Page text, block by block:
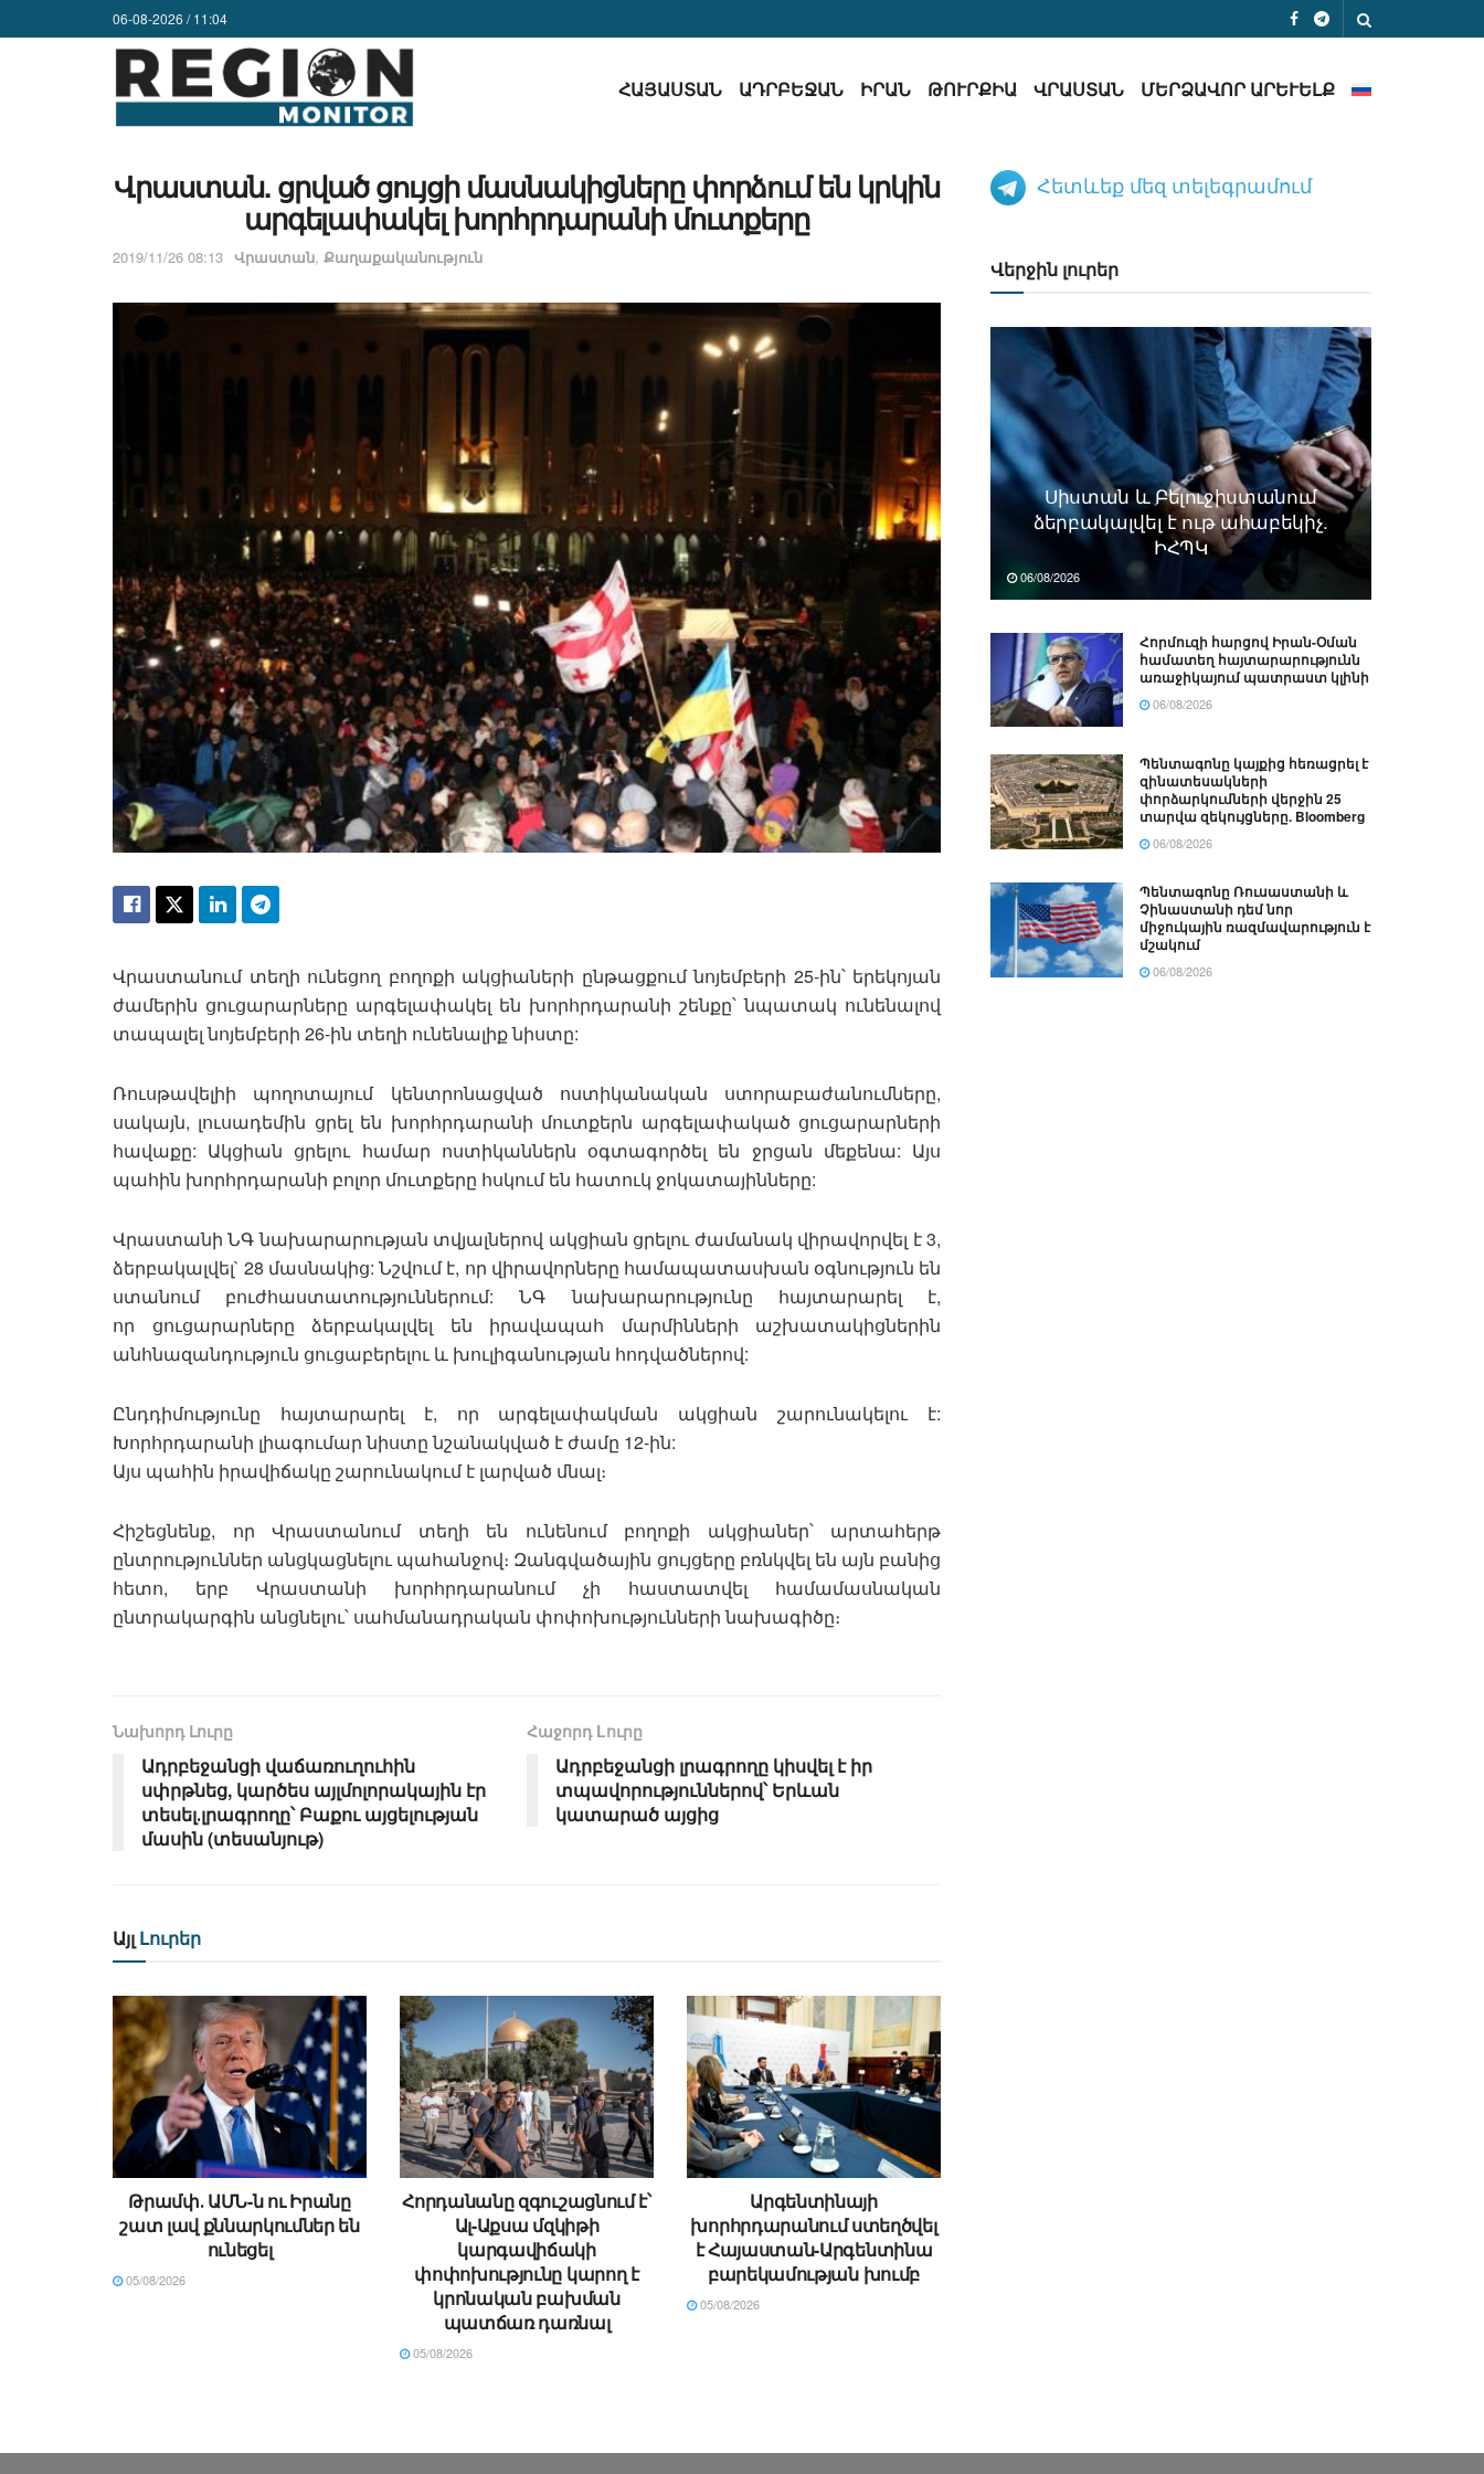
06-08-2026 / 11:04
ՀԱՅԱՍՏԱՆ ԱԴՐԲԵՋԱՆ ԻՐԱՆ ԹՈՒՐՔԻԱ ՎՐԱՍՏԱՆ ՄԵՐՁԱՎՈՐ ԱՐԵՒԵԼՔ
Վրաստան. ցրված ցույցի մասնակիցները փորձում են կրկին
արգելափակել խորհրդարանի մուտքերը
2019/11/26 08:13 Վրաստան, Քաղաքականություն
Վրաստանում տեղի ունեցող բողոքի ակցիաների ընթացքում նոյեմբերի 25-ին՝ երեկոյան
ժամերին ցուցարարները արգելափակել են խորհրդարանի շենքը՝ նպատակ ունենալով
տապալել նոյեմբերի 26-ին տեղի ունենալիք նիստը:
Ռուսթավելիի պողոտայում կենտրոնացված ոստիկանական ստորաբաժանումները,
սակայն, լուսադեմին ցրել են խորհրդարանի մուտքերն արգելափակած ցուցարարների
հավաքը: Ակցիան ցրելու համար ոստիկաններն օգտագործել են ջրցան մեքենա: Այս
պահին խորհրդարանի բոլոր մուտքերը հսկում են հատուկ ջոկատայինները:
Վրաստանի ՆԳ նախարարության տվյալներով ակցիան ցրելու ժամանակ վիրավորվել է 3,
ձերբակալվել` 28 մասնակից: Նշվում է, որ վիրավորները համապատասխան օգնություն են
ստանում բուժհաստատություններում: ՆԳ նախարարությունը հայտարարել է,
որ ցուցարարները ձերբակալվել են իրավապահ մարմինների աշխատակիցներին
անհնազանդություն ցուցաբերելու և խուլիգանության հոդվածներով:
Ընդդիմությունը հայտարարել է, որ արգելափակման ակցիան շարունակելու է:
Խորհրդարանի լիագումար նիստը նշանակված է ժամը 12-ին:
Այս պահին իրավիճակը շարունակում է լարված մնալ։
Հիշեցնենք, որ Վրաստանում տեղի են ունենում բողոքի ակցիաներ՝ արտահերթ
ընտրություններ անցկացնելու պահանջով։ Զանգվածային ցույցերը բռնկվել են այն բանից
հետո, երբ Վրաստանի խորհրդարանում չի հաստատվել համամասնական
ընտրակարգին անցնելու՝ սահմանադրական փոփոխությունների նախագիծը։
Նախորդ Լուրը
Ադրբեջանցի վաճառուղուհին
սփրթնեց, կարծես այլմոլորակային էր
տեսել․լրագրողը՝ Բաքու այցելության
մասին (տեսանյութ)
Հաջորդ Lուրը
Ադրբեջանցի լրագրողը կիսվել է իր
տպավորություններով՝ Երևան
կատարած այցից
Այլ Լուրեր
Թրամփ․ ԱՄՆ-ն ու Իրանը
շատ լավ քննարկումներ են
ունեցել
05/08/2026
Հորդանանը զգուշացնում է՝
Ալ-Աքսա մզկիթի
կարգավիճակի
փոփոխությունը կարող է
կրոնական բախման
պատճառ դառնալ
05/08/2026
Արգենտինայի
խորհրդարանում ստեղծվել
է Հայաստան-Արգենտինա
բարեկամության խումբ
05/08/2026
Հետևեք մեզ տելեգրամում
Վերջին լուրեր
Սիստան և Բելուջիստանում
ձերբակալվել է ութ ահաբեկիչ.
ԻՀՊԿ
06/08/2026
Հորմուզի հարցով Իրան-Օման
համատեղ հայտարարությունն
առաջիկայում պատրաստ կլինի
06/08/2026
Պենտագոնը կայքից հեռացրել է
զինատեսակների
փորձարկումների վերջին 25
տարվա զեկույցները. Bloomberg
06/08/2026
Պենտագոնը Ռուսաստանի և
Չինաստանի դեմ նոր
միջուկային ռազմավարություն է
մշակում
06/08/2026